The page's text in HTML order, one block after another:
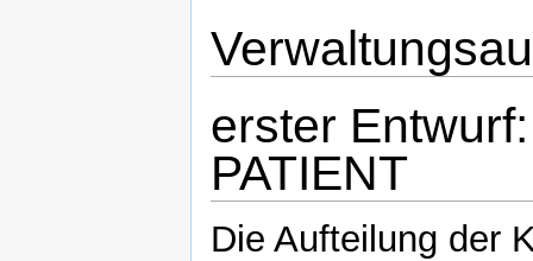
erster
PATIENT
Die Aufteilung der